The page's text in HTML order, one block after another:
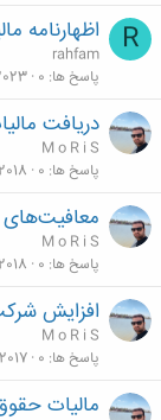
R اظهارنامه
rahfam
پاسخ ها 0
دریافت
M o R i S
پاسخ ها 0
معافیت‌های
M o R i S
پاسخ ها 0
افزایش
M o R i S
پاسخ ها 0
مالیات حقوق